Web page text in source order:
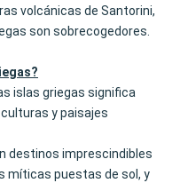
volcánicas de Santorini,
son sobrecogedores.
islas griegas significa
y paisajes
destinos imprescindibles
míticas puestas de sol, y